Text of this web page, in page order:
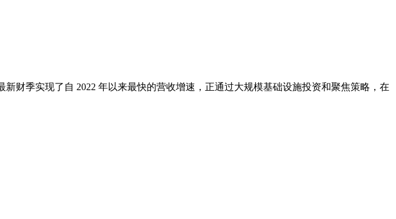
财季实现了自 2022 年以来最快的营收增速，正通过大规模基础设施投资和聚焦策略，在